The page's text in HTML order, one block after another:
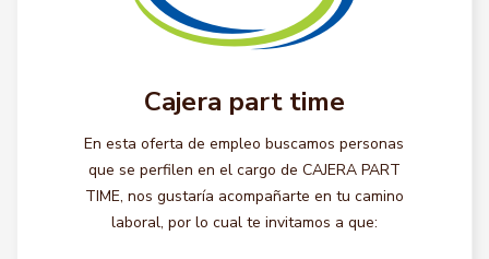
Cajera part time
En esta oferta de empleo buscamos personas
que se perfilen en el cargo de CAJERA PART
TIME, nos gustaría acompañarte en tu camino
laboral, por lo cual te invitamos a que: